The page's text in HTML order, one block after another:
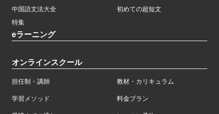
中国語文法大全
初めての超短文
特集
eラーニング
オンラインスクール
担任制・講師 教材・カリキュラム
学習メソッド 料金プラン